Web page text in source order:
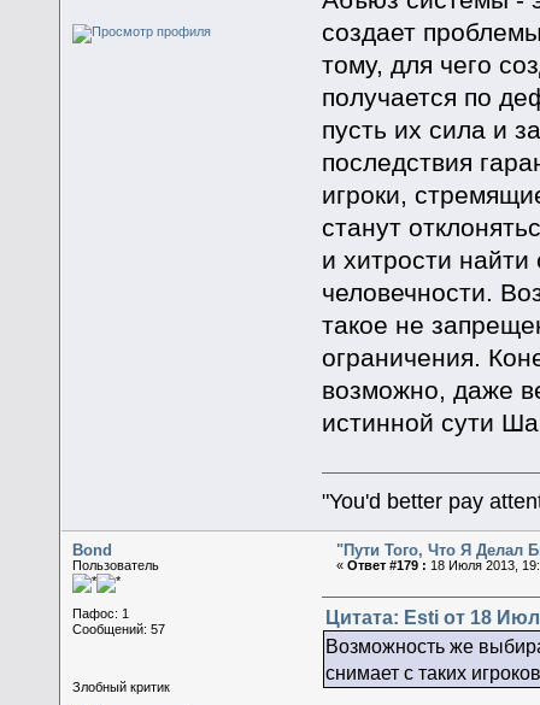
создает
тому, для чего
получается по
пусть их сила и
последствия
игроки,
станут
и хитрости
человечности.
такое не
ограничения.
возможно, даже
истинной сути
"You'd better pay
Bond
Пользователь
Пафос: 1
Сообщений: 57
Злобный критик
"Пути Того, Что Я
«Ответ #179 : 18 Июля 2013,
Цитата: Esti от 18
Возможность же
снимает с таких